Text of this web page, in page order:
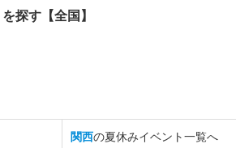
探す【全国】
関西の夏休みイベント一覧へ